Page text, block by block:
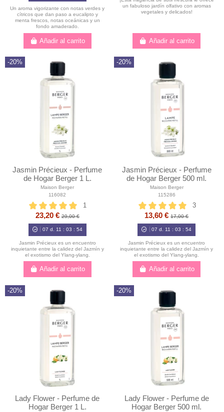
Un aroma vigorizante con notas verdes y
cítricos que dan paso a eucalipto y
menta frescos, notas oceánicas y un
fondo amaderado.
Añadir al carrito
un fabuloso jardín olfativo con aromas
vegetales y delicados!
Añadir al carrito
-20%
Jasmin Précieux - Perfume
de Hogar Berger 1 L.
Maison Berger
116082
1
23,20 €29,00 €
07 d. 11 :03 :52
Jasmin Précieux es un encuentro
inquietante entre la calidez del Jazmín y
el exotismo del Ylang-ylang.
Añadir al carrito
-20%
Jasmin Précieux - Perfume
de Hogar Berger 500 ml.
Maison Berger
115286
3
13,60 €17,00 €
07 d. 11 :03 :52
Jasmin Précieux es un encuentro
inquietante entre la calidez del Jazmín y
el exotismo del Ylang-ylang.
Añadir al carrito
-20%
Lady Flower - Perfume de
Hogar Berger 1 L.
-20%
Lady Flower - Perfume de
Hogar Berger 500 ml.